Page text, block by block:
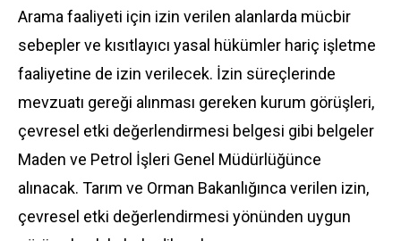
Arama faaliyeti için izin verilen alanlarda mücbir
sebepler ve kısıtlayıcı yasal hükümler hariç işletme
faaliyetine de izin verilecek. İzin süreçlerinde
mevzuatı gereği alınması gereken kurum görüşleri,
çevresel etki değerlendirmesi belgesi gibi belgeler
Maden ve Petrol İşleri Genel Müdürlüğünce
alınacak. Tarım ve Orman Bakanlığınca verilen izin,
çevresel etki değerlendirmesi yönünden uygun